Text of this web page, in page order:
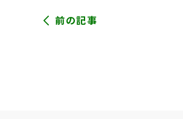
前の記事